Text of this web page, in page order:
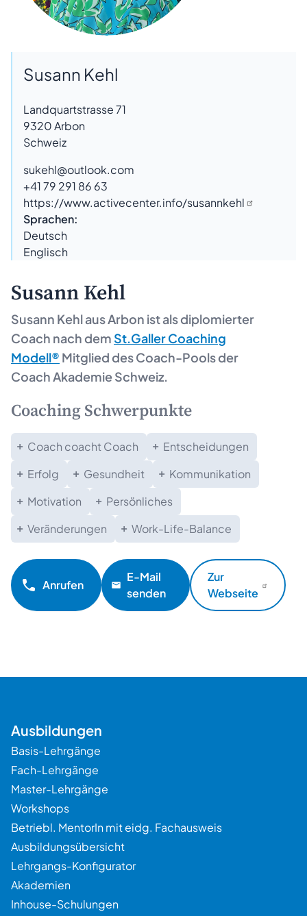
Susann Kehl
Landquartstrasse 71
9320Arbon
Schweiz
sukehl@outlook.com
+41 79 291 86 63
https://www.activecenter.info/susannkehl
Sprachen:
Deutsch
Englisch
Susann Kehl
Susann Kehl ausArbon ist als diplomierter
Coach nach dem St.Galler Coaching
Modell® Mitglied des Coach-Pools der
Coach Akademie Schweiz.
Coaching Schwerpunkte
Coach coacht Coach
Entscheidungen
Erfolg
Gesundheit
Kommunikation
Motivation
Persönliches
Veränderungen
Work-Life-Balance
Anrufen
E-Mail
senden
Zur
Webseite
Ausbildungen
Basis-Lehrgänge
Fach-Lehrgänge
Master-Lehrgänge
Workshops
Betriebl. MentorIn mit eidg. Fachausweis
Ausbildungsübersicht
Lehrgangs-Konfigurator
Akademien
Inhouse-Schulungen